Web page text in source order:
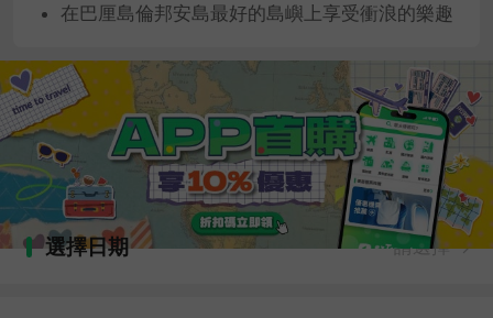
在巴厘島倫邦安島最好的島嶼上享受衝浪的樂趣
選擇日期 請選擇